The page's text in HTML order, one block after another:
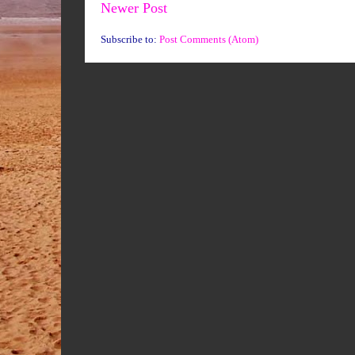
Newer Post
Subscribe to: Post Comments (Atom)